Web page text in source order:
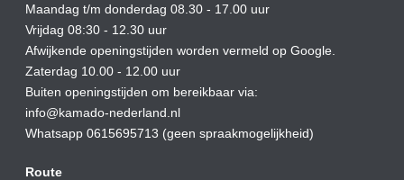
Maandag t/m donderdag 08.30 - 17.00 uur
Vrijdag 08:30 - 12.30 uur
Afwijkende openingstijden worden vermeld op Google.
Zaterdag 10.00 - 12.00 uur
Buiten openingstijden om bereikbaar via:
info@kamado-nederland.nl
Whatsapp 0615695713 (geen spraakmogelijkheid)
Route